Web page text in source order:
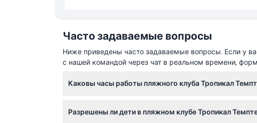
Часто задаваемые вопросы
Ниже приведены часто задаваемые вопросы. Если у
с нашей командой через чат в реальном времени,
Каковы часы работы пляжного клуба Тропикал
Разрешены ли дети в пляжном клубе Тропикал